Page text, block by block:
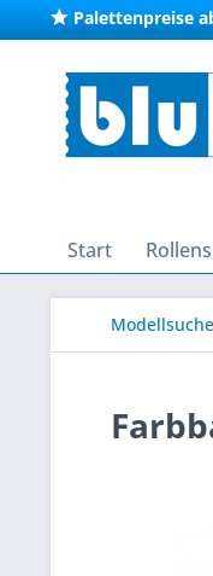
Palettenpreise
Start
Modellsuche